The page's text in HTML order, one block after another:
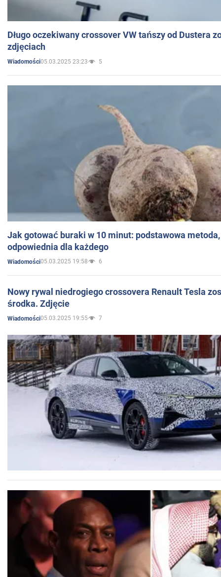
Długo oczekiwany crossover VW tańszy od Dustera
zdjęciach
Wiadomości05.03.2025 23:23 5
Jak gotować buraki w 10 minut: podstawowa
odpowiednia dla każdego
Wiadomości05.03.2025 19:58 6
Nowy rywal niedrogiego crossovera Renault Tesla
środka. Zdjęcie
Wiadomości05.03.2025 19:55 7